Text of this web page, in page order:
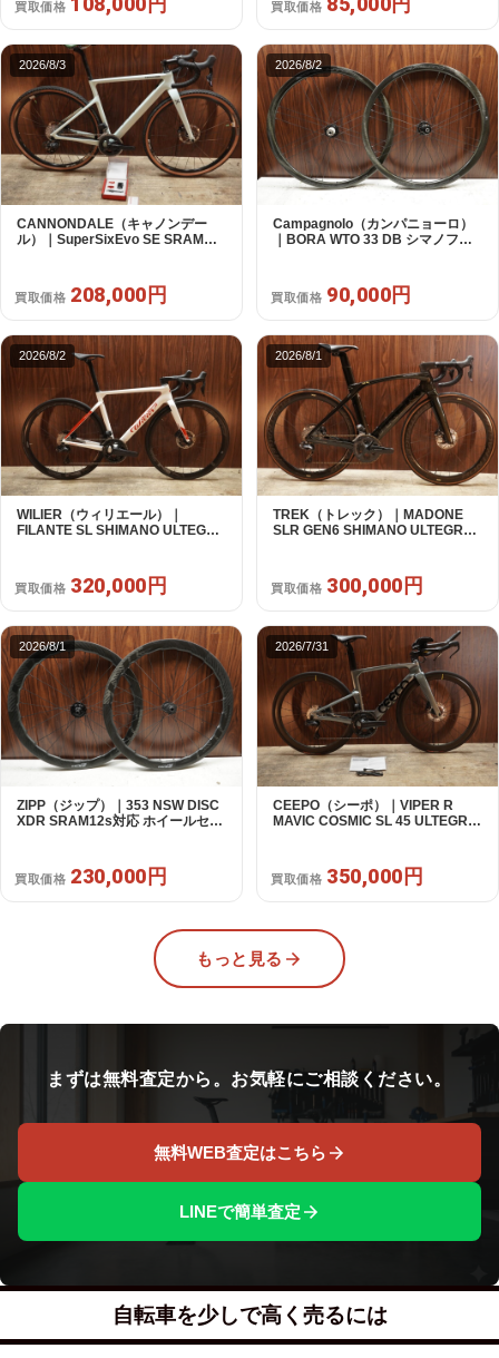
買取価格 買取価格
2026/8/3
CANNONDALE（キャノンデー
ル）｜SuperSixEvo SE SRAM
年｜美品｜買取金額 208,000円
買取価格 208,000円
2026/8/2
Campagnolo（カンパニョーロ）
｜BORA WTO 33 DB シマノフリ
買取価格 90,000円
2026/8/2
WILIER（ウィリエール）｜
FILANTE SL SHIMANO ULTEGRA
買取価格 320,000円
2026/8/1
TREK（トレック）｜MADONE
SLR GEN6 SHIMANO ULTEGRA
買取価格 300,000円
2026/8/1
ZIPP（ジップ）｜353 NSW DISC
XDR SRAM12s対応 ホイールセッ
買取価格 230,000円
2026/7/31
CEEPO（シーポ）｜VIPER R
MAVIC COSMIC SL 45 ULTEGRA
買取価格 350,000円
もっと見る
まずは無料査定から。お気軽にご相談ください。
無料WEB査定はこちら
LINEで簡単査定
自転車を少しで高く売るには